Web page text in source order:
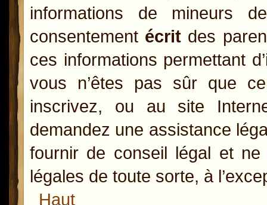
informations de mineurs
consentement écrit des
ces informations permettant
vous n’êtes pas sûr que
inscrivez, ou au site
demandez une assistance
fournir de conseil légal et
légales de toute sorte, à
Haut